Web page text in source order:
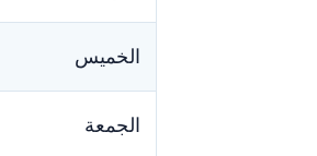
الخميس
الجمعة